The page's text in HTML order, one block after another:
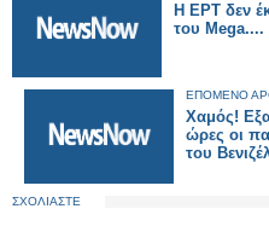
Η ΕΡΤ δεν
του Mega....
ΕΠΟΜΕΝΟ
Χαμός!
ώρες οι
του
ΣΧΟΛΙΑΣΤΕ